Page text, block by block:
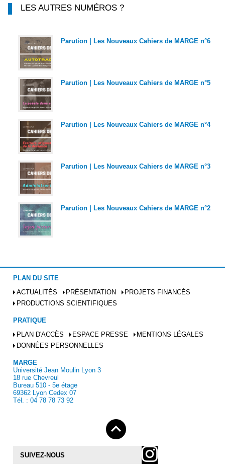
LES AUTRES NUMÉROS ?
Parution | Les Nouveaux Cahiers de MARGE n°6
Parution | Les Nouveaux Cahiers de MARGE n°5
Parution | Les Nouveaux Cahiers de MARGE n°4
Parution | Les Nouveaux Cahiers de MARGE n°3
Parution | Les Nouveaux Cahiers de MARGE n°2
PLAN DU SITE
ACTUALITÉS
PRÉSENTATION
PROJETS FINANCÉS
PRODUCTIONS SCIENTIFIQUES
PRATIQUE
PLAN D'ACCÈS
ESPACE PRESSE
MENTIONS LÉGALES
DONNÉES PERSONNELLES
MARGE
Université Jean Moulin Lyon 3
18 rue Chevreul
Bureau 510 - 5e étage
69362 Lyon Cedex 07
Tél. : 04 78 78 73 92
SUIVEZ-NOUS